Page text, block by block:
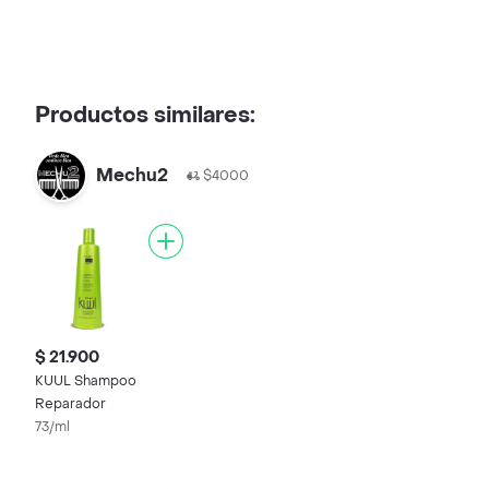
Productos similares:
Mechu2 $4000
$ 21.900
KUUL Shampoo
Reparador
73/ml